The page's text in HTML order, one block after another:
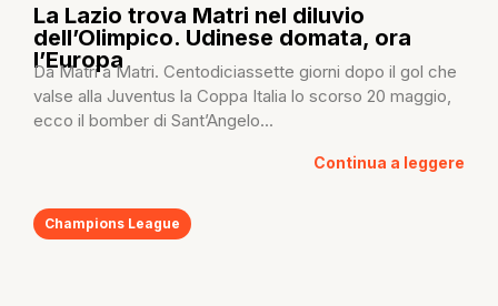
La Lazio trova Matri nel diluvio
dell’Olimpico. Udinese domata, ora
l’Europa
Da Matri a Matri. Centodiciassette giorni dopo il gol che
valse alla Juventus la Coppa Italia lo scorso 20 maggio,
ecco il bomber di Sant’Angelo...
Continua a leggere
Champions League